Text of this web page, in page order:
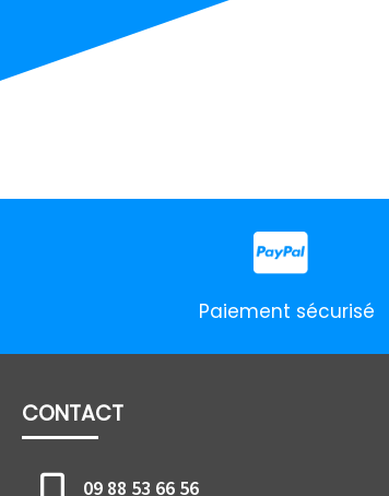
Paiement sécurisé
CONTACT
09 88 53 66 56